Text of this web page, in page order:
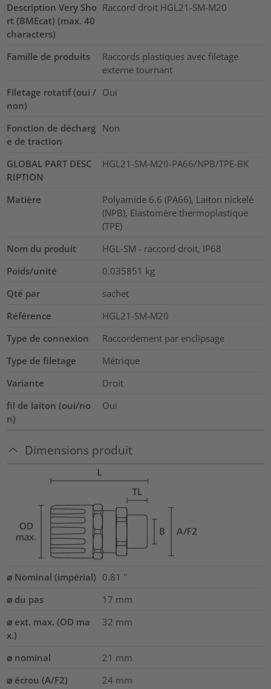
Description Very Sho
rt (BMEcat) (max. 40
characters)
Raccord droit HGL21-SM-M20
Famille de produits
Raccords plastiques avec filetage
externe tournant
Filetage rotatif (oui /
non)
Oui
Fonction de décharg
e de traction
Non
GLOBAL PART DESC
RIPTION
HGL21-SM-M20-PA66/NPB/TPE-BK
Matière
Polyamide 6.6 (PA66), Laiton nickelé
(NPB), Elastomère thermoplastique
(TPE)
Nom du produit
HGL-SM - raccord droit, IP68
Poids/unité
0.035851 kg
Qté par
sachet
Référence
HGL21-SM-M20
Type de connexion
Raccordement par enclipsage
Type de filetage
Métrique
Variante
Droit
fil de laiton (oui/no
n)
Oui
Dimensions produit
⌀ Nominal (impérial) 0.81 "
⌀ du pas
17 mm
⌀ ext. max. (OD ma
x.)
32 mm
⌀ nominal 21 mm
⌀ écrou (A/F2)
24 mm